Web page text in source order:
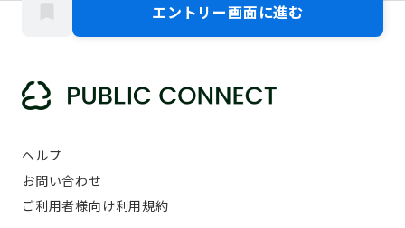
エントリー画面に進む
ヘルプ
お問い合わせ
ご利用者様向け利用規約